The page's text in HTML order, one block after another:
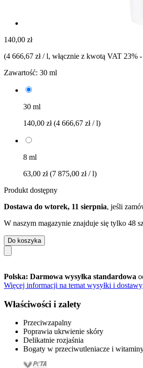
140,00 zł
(4 666,67 zł / l, włącznie z kwotą VAT 23% -
Zawartość: 30 ml
30 ml
140,00 zł(4 666,67 zł / l)
8 ml
63,00 zł(7 875,00 zł / l)
Produkt dostępny
Dostawa do wtorek, 11 sierpnia, jeśli
W naszym magazynie znajduje się tylko 48
Do koszyka
Polska: Darmowa wysyłka standardowa
Więcej informacji na temat wysyłki i dostawy
Właściwości i zalety
Przeciwzapalny
Poprawia ukrwienie skóry
Delikatnie rozjaśnia
Bogaty w przeciwutleniacze i